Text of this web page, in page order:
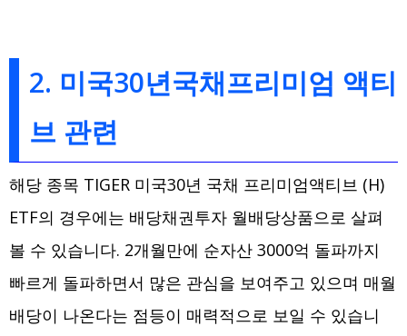
2. 미국30년국채프리미엄 액티
브 관련
해당 종목 TIGER 미국30년 국채 프리미엄액티브 (H)
ETF의 경우에는 배당채권투자 월배당상품으로 살펴
볼 수 있습니다. 2개월만에 순자산 3000억 돌파까지
빠르게 돌파하면서 많은 관심을 보여주고 있으며 매월
배당이 나온다는 점등이 매력적으로 보일 수 있습니